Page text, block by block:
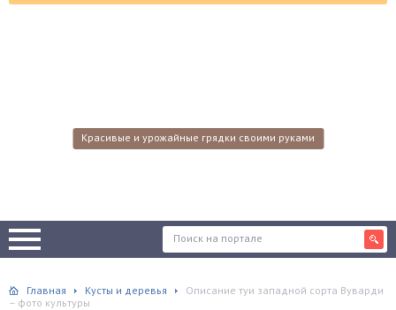
Красивые и урожайные грядки своими руками
Главная Кусты и деревья
Описание туи западной сорта Вуварди
– фото культуры